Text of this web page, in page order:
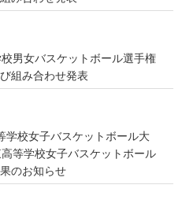
校男女バスケットボール選手権
組み合わせ発表
学校女子バスケットボール大
学校女子バスケットボール
のお知らせ